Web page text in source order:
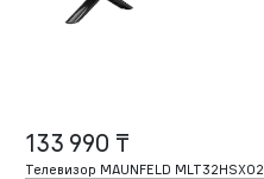
133 990 ₸
Телевизор MAUNFELD MLT32HSX02